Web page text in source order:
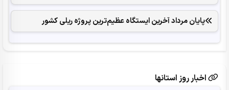
پایان مرداد آخرین ایستگاه عظیم‌ترین پروژه ریلی کشور
اخبار روز استانها